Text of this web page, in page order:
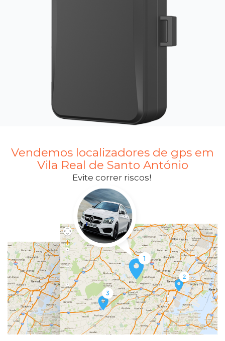
Vendemos localizadores de gps em
Vila Real de Santo António
Evite correr riscos!